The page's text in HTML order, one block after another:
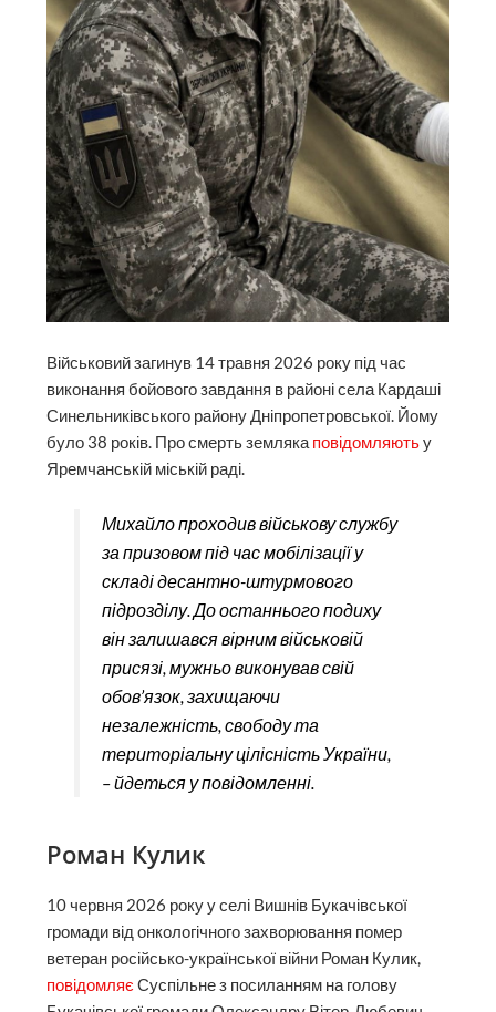
Військовий загинув 14 травня 2026 року під час
виконання бойового завдання в районі села Кардаші
Синельниківського району Дніпропетровської. Йому
було 38 років. Про смерть земляка повідомляютьу
Яремчанській міській раді.
Михайло проходив військову службу
за призовом під час мобілізації у
складі десантно-штурмового
підрозділу. До останнього подиху
він залишався вірним військовій
присязі, мужньо виконував свій
обов’язок, захищаючи
незалежність, свободу та
територіальну цілісність України,
– йдеться у повідомленні.
Роман Кулик
10 червня 2026 року у селі Вишнів Букачівської
громади від онкологічного захворювання помер
ветеран російсько-української війни Роман Кулик,
повідомляє Суспільне з посиланням на голову